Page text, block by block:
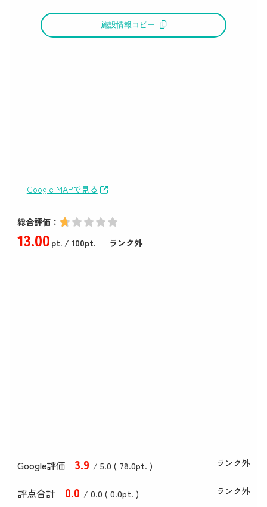
施設情報コピー
Google MAPで見る
総合評価：
13.00pt./ 100pt. ランク外
Google評価 3.9 / 5.0 ( 78.0pt. ) ランク外
評点合計 0.0 / 0.0 ( 0.0pt. ) ランク外